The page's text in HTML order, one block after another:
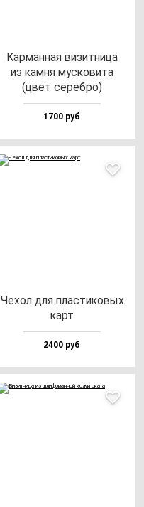
Кар­ман­ная ви­зит­ни­ца
из кам­ня мус­ко­ви­та
(цвет се­реб­ро)
1700 руб
Чехол для плас­ти­ко­вых
карт
2400 руб